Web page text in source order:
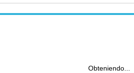
Obteniendo...